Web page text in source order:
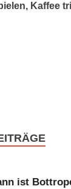
Kaffee
ist